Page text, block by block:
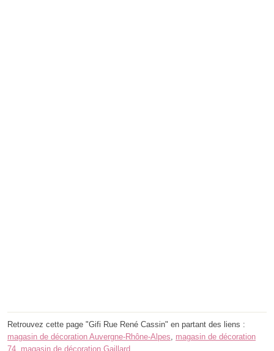
Retrouvez cette page "Gifi Rue René Cassin" en partant des liens :
magasin de décoration Auvergne-Rhône-Alpes
magasin de décoration
74 magasin de décoration Gaillard